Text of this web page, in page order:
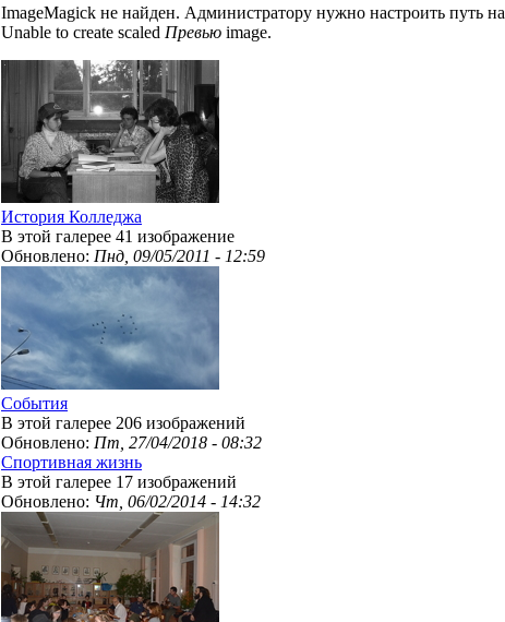
ImageMagick не найден. Администратору нужно настроить путь на
Unable to create scaled Превью image.
История Колледжа
В этой галерее 41 изображение
Обновлено: Пнд, 09/05/2011 - 12:59
События
В этой галерее 206 изображений
Обновлено: Пт, 27/04/2018 - 08:32
Спортивная жизнь
В этой галерее 17 изображений
Обновлено: Чт, 06/02/2014 - 14:32